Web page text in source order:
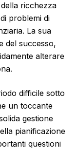
ricchezza
problemi di
La sua
del successo,
alterare
difficile sotto
un toccante
gestione
pianificazione
questioni